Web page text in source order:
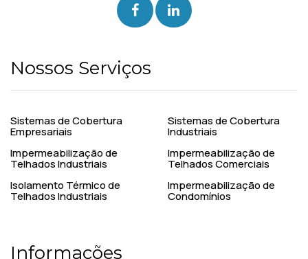
Nossos Serviços
Sistemas de Cobertura
Empresariais
Sistemas de Cobertura
Industriais
Impermeabilização de
Telhados Industriais
Impermeabilização de
Telhados Comerciais
Isolamento Térmico de
Telhados Industriais
Impermeabilização de
Condomínios
Informações